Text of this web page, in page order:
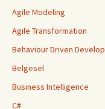
Agile Modeling
Agile Transformation
Behaviour Driven
Belgesel
Business Intelligence
C#